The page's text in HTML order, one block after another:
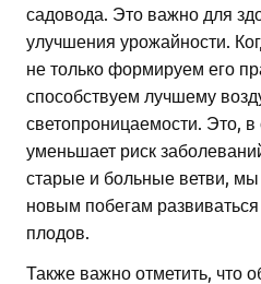
садовода. Это важно для
улучшения урожайности.
не только формируем его
способствуем лучшему
светопроницаемости. Это, в
уменьшает риск
старые и больные ветви,
новым побегам
плодов.
Также важно отметить, что